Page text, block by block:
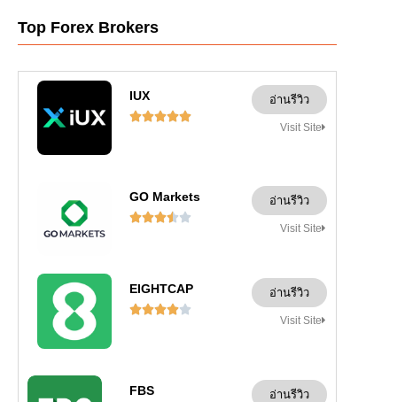
Top Forex Brokers
IUX

อ่านรีวิว
Visit Site
GO Markets

อ่านรีวิว
Visit Site
EIGHTCAP

อ่านรีวิว
Visit Site
FBS อ่านรีวิว